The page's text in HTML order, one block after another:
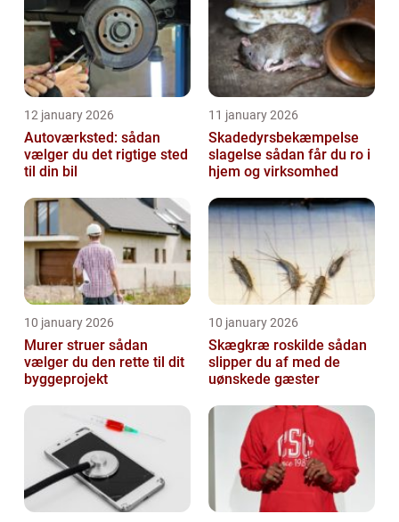
12 january 2026
Autoværksted: sådan
vælger du det rigtige sted
til din bil
11 january 2026
Skadedyrsbekæmpelse
slagelse sådan får du ro i
hjem og virksomhed
10 january 2026
Murer struer sådan
vælger du den rette til dit
byggeprojekt
10 january 2026
Skægkræ roskilde sådan
slipper du af med de
uønskede gæster